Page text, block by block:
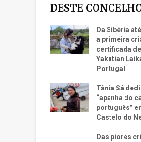
DESTE
Da Sibéria
a primeira
certificada de
Yakutian
Portugal
Tânia Sá
“apanha do
português”
Castelo do
Das piores